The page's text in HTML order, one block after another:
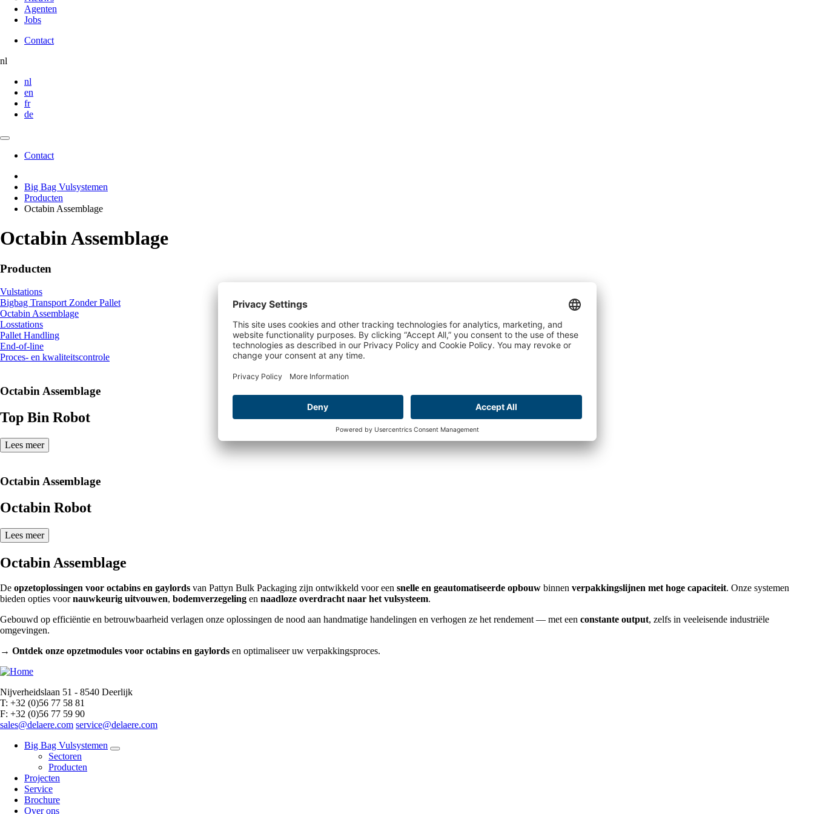
Agenten
Jobs
Contact
Contact
nl
nl
en
fr
de
Contact
Big Bag Vulsystemen
Producten
Octabin Assemblage
Octabin Assemblage
Producten
Vulstations
Bigbag Transport Zonder Pallet
Octabin Assemblage
Losstations
Pallet Handling
End-of-line
Proces- en kwaliteitscontrole
Octabin Assemblage
Top Bin Robot
Lees meer
Octabin Assemblage
Octabin Robot
Lees meer
Octabin Assemblage
De opzetoplossingen voor octabins en gaylords van Pattyn Bulk Packaging zijn ontwikkeld voor een snelle en geautomatiseerde opbouw binnen verpakkingslijnen met hoge capaciteit. Onze systemen
bieden opties voornauwkeurig uitvouwen, bodemverzegeling en naadloze overdracht naar het vulsysteem.
Gebouwd op efficiëntie en betrouwbaarheid verlagen onze oplossingen de nood aan handmatige handelingen en verhogen ze het rendement — met een constante output, zelfs in veeleisende industriële
omgevingen.
→ Ontdek onze opzetmodules voor octabins en gaylords en optimaliseer uw verpakkingsproces.
Nijverheidslaan 51 - 8540 Deerlijk
T: +32 (0)56 77 58 81
F: +32 (0)56 77 59 90
sales@delaere.com service@delaere.com
Big Bag Vulsystemen
Sectoren
Producten
Projecten
Service
Brochure
Over ons